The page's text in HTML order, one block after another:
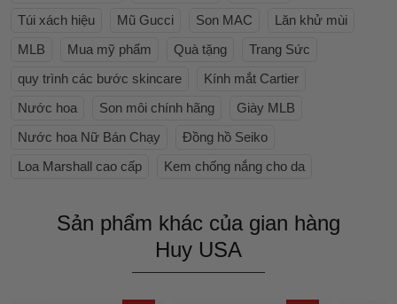
Túi xách hiệu
Mũ Gucci Son MAC
Lăn khử mùi
MLB
Mua mỹ phẩm Quà tặng
Trang Sức
quy trình các bước skincare
Kính mắt Cartier
Nước hoa
Son môi chính hãng
Giày MLB
Nước hoa Nữ Bán Chạy
Đồng hồ Seiko
Loa Marshall cao cấp
Kem chống nắng cho da
Sản phẩm khác của gian hàng
Huy USA